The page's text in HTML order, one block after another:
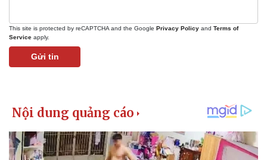
This site is protected by reCAPTCHA and the Google Privacy Policy and Terms of
Service apply.
Gửi tin